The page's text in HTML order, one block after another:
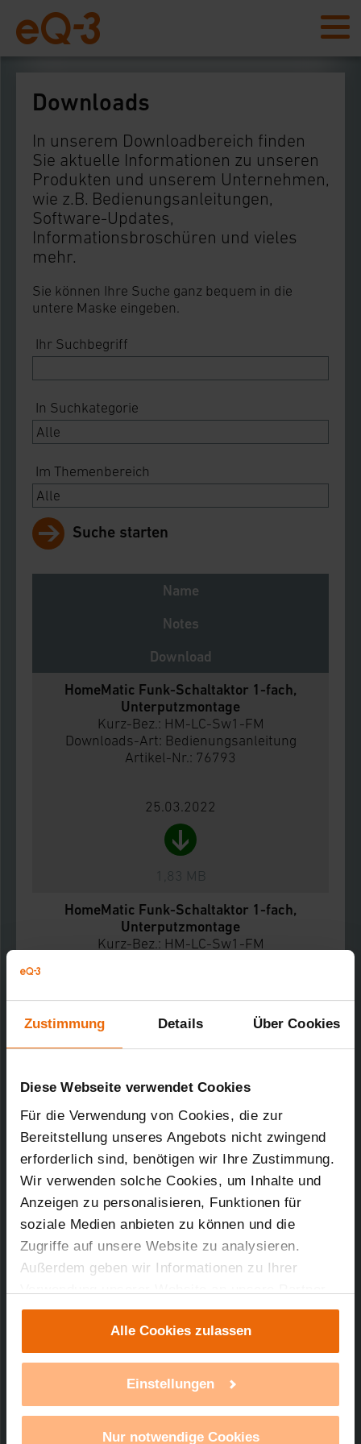
Zustimmung Details Über Cookies
Diese Webseite verwendet Cookies
Für die Verwendung von Cookies, die zur
Bereitstellung unseres Angebots nicht zwingend
erforderlich sind, benötigen wir Ihre Zustimmung.
Wir verwenden solche Cookies, um Inhalte und
Anzeigen zu personalisieren, Funktionen für
soziale Medien anbieten zu können und die
Zugriffe auf unsere Website zu analysieren.
Außerdem geben wir Informationen zu Ihrer
Verwendung unserer Website an unsere Partner
für soziale Medien, Werbung und Analysen weiter.
Unsere Partner führen diese Informationen
möglicherweise mit weiteren Daten zusammen,
die Sie ihnen bereitgestellt haben oder die sie im
haben. Mit einem Klick auf „Alle Cookies
Alle Cookies zulassen
Einstellungen
Nur notwendige Cookies
Downloads
In unserem Downloadbereich finden
Sie aktuelle Informationen zu unseren
Produkten und unserem Unternehmen,
wie z.B. Bedienungsanleitungen,
Software-Updates,
Informationsbroschüren und vieles
mehr.
Sie können Ihre Suche ganz bequem in die
untere Maske eingeben.
Ihr Suchbegriff
In Suchkategorie
Im Themenbereich
Suche starten
Name
Notes
Download
HomeMatic Funk-Schaltaktor 1-fach,
Unterputzmontage
Kurz-Bez.: HM-LC-Sw1-FM
Downloads-Art: Bedienungsanleitung
Artikel-Nr.: 76793
25.03.2022
1,83 MB
HomeMatic Funk-Schaltaktor 1-fach,
Unterputzmontage
Kurz-Bez.: HM-LC-Sw1-FM
14.01.2022
100,45 KB
HomeMatic Funk-Schaltaktor 1-fach,
Unterputzmontage
Kurz-Bez.: HM-LC-Sw1-FM
Downloads-Art:Produktdatenblatt
Artikel-Nr.: 76793
04.01.2019
HomeMatic Funk-Schaltaktor 1-fach,
Unterputzmontage
Kurz-Bez.: HM-LC-Sw1-FM
Artikel-Nr.: 76793